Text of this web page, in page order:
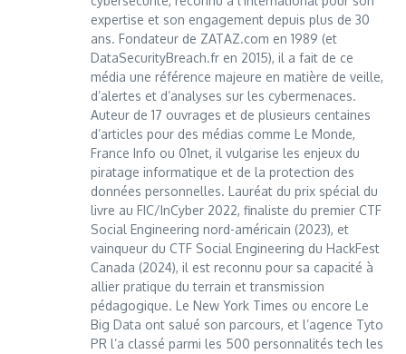
expertise et son engagement depuis plus de 30
ans. Fondateur de ZATAZ.com en 1989 (et
DataSecurityBreach.fr en 2015), il a fait de ce
média une référence majeure en matière de veille,
d’alertes et d’analyses sur les cybermenaces.
Auteur de 17 ouvrages et de plusieurs centaines
d’articles pour des médias comme Le Monde,
France Info ou 01net, il vulgarise les enjeux du
piratage informatique et de la protection des
données personnelles. Lauréat du prix spécial du
livre au FIC/InCyber 2022, finaliste du premier CTF
Social Engineering nord-américain (2023), et
vainqueur du CTF Social Engineering du HackFest
Canada (2024), il est reconnu pour sa capacité à
allier pratique du terrain et transmission
pédagogique. Le New York Times ou encore Le
Big Data ont salué son parcours, et l’agence Tyto
PR l’a classé parmi les 500 personnalités tech les